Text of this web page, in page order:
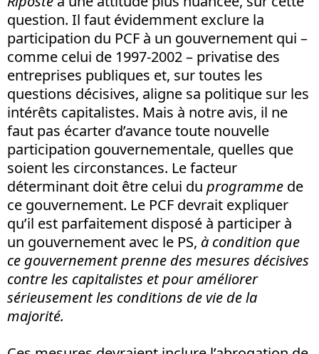
question. Il faut évidemment exclure la
participation du PCF à un gouvernement qui –
comme celui de 1997-2002 – privatise des
entreprises publiques et, sur toutes les
questions décisives, aligne sa politique sur les
intérêts capitalistes. Mais à notre avis, il ne
faut pas écarter d’avance toute nouvelle
participation gouvernementale, quelles que
soient les circonstances. Le facteur
déterminant doit être celui du programme de
ce gouvernement. Le PCF devrait expliquer
qu’il est parfaitement disposé à participer à
un gouvernement avec le PS, à condition que
ce gouvernement prenne des mesures décisives
contre les capitalistes et pour améliorer
sérieusement les conditions de vie de la
majorité.